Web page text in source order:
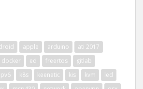
apple arduino
ati 2017
docker ed freertos
gitlab
ipv6 k8s keenetic kis kvm
led